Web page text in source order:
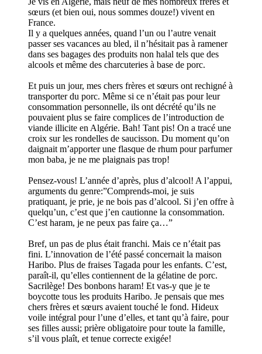
sœurs (et bien oui, nous sommes douze!) vivent en
France.
Il y a quelques années, quand l’un ou l’autre venait
passer ses vacances au bled, il n’hésitait pas à ramener
dans ses bagages des produits non halal tels que des
alcools et même des charcuteries à base de porc.
Et puis un jour, mes chers frères et sœurs ont rechigné à
transporter du porc. Même si ce n’était pas pour leur
consommation personnelle, ils ont décrété qu’ils ne
pouvaient plus se faire complices de l’introduction de
viande illicite en Algérie. Bah! Tant pis! On a tracé une
croix sur les rondelles de saucisson. Du moment qu’on
daignait m’apporter une flasque de rhum pour parfumer
mon baba, je ne me plaignais pas trop!
Pensez-vous! L’année d’après, plus d’alcool! A l’appui,
arguments du genre:”Comprends-moi, je suis
pratiquant, je prie, je ne bois pas d’alcool. Si j’en offre à
quelqu’un, c’est que j’en cautionne la consommation.
C’est haram, je ne peux pas faire ça…”
Bref, un pas de plus était franchi. Mais ce n’était pas
fini. L’innovation de l’été passé concernait la maison
Haribo. Plus de fraises Tagada pour les enfants. C’est,
paraît-il, qu’elles contiennent de la gélatine de porc.
Sacrilège! Des bonbons haram! Et vas-y que je te
boycotte tous les produits Haribo. Je pensais que mes
chers frères et sœurs avaient touché le fond. Hideux
voile intégral pour l’une d’elles, et tant qu’à faire, pour
ses filles aussi; prière obligatoire pour toute la famille,
s’il vous plaît, et tenue correcte exigée!